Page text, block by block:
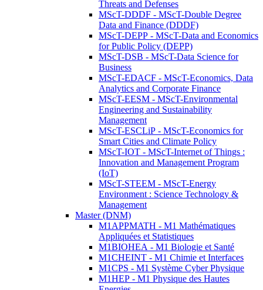
Threats and Defenses
MScT-DDDF - MScT-Double Degree
Data and Finance (DDDF)
MScT-DEPP - MScT-Data and Economics
for Public Policy (DEPP)
MScT-DSB - MScT-Data Science for
Business
MScT-EDACF - MScT-Economics, Data
Analytics and Corporate Finance
MScT-EESM - MScT-Environmental
Engineering and Sustainability
Management
MScT-ESCLiP - MScT-Economics for
Smart Cities and Climate Policy
MScT-IOT - MScT-Internet of Things :
Innovation and Management Program
(IoT)
MScT-STEEM - MScT-Energy
Environment : Science Technology &
Management
Master (DNM)
M1APPMATH - M1 Mathématiques
Appliquées et Statistiques
M1BIOHEA - M1 Biologie et Santé
M1CHEINT - M1 Chimie et Interfaces
M1CPS - M1 Système Cyber Physique
M1HEP - M1 Physique des Hautes